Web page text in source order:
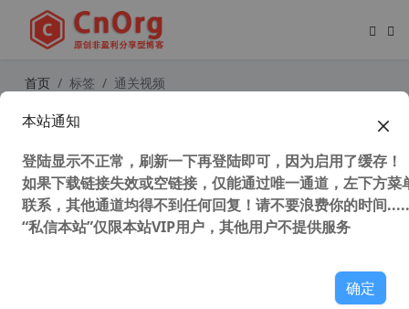
首页 标签 通关视频
童年游戏 新超级马里奥兄弟U 中文豪
关视频
本站通知
登陆显示不正常，刷新一下再登陆即可，因为启用了缓存！
如果下载链接失效或空链接，仅能通过唯一通道，左下方菜
联系，其他通道均得不到任何回复！请不要浪费你的时间
“私信本站”仅限本站VIP用户，其他用户不提供服务
确定